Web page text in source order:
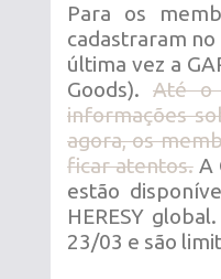
Para os
cadastraram
última vez a
Goods). Até o
informações
agora, os
ficar atentos.A
estão
HERESY
23/03 e são